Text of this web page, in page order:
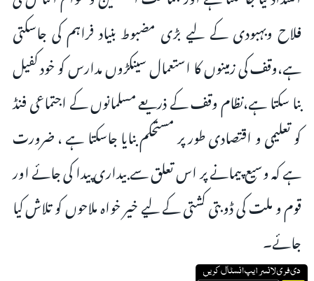
فلاح وبہبودی کے لیے بڑی مضبوط بنیاد فراہم کی جاسکتی
ہے،وقف کی زمینوں کا استعمال سینکڑوں مدارس کو خود کفیل
بنا سکتا ہے،نظام وقف کے ذریعے مسلمانوں کے اجتماعی فنڈ
کو تعلیمی و اقتصادی طور پر مستحکم بنایا جاسکتا ہے ، ضرورت
ہے کہ وسیع پیمانے پر اس تعلق سے بیداری پیدا کی جائے اور
قوم و ملت کی ڈوبتی کشتی کے لیے خیر خواہ ملاحوں کو تلاش کیا
جائے۔